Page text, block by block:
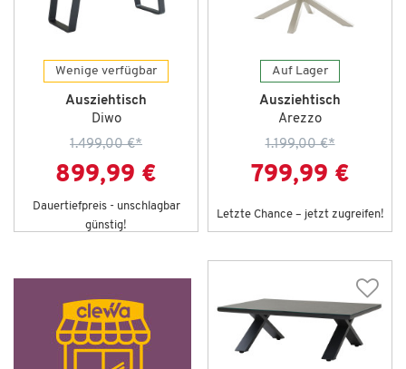
Wenige verfügbar
Ausziehtisch
Diwo
1.499,00 €*
899,99 €
Dauertiefpreis - unschlagbar
günstig!
Auf Lager
Ausziehtisch
Arezzo
1.199,00 €*
799,99 €
Letzte Chance – jetzt zugreifen!